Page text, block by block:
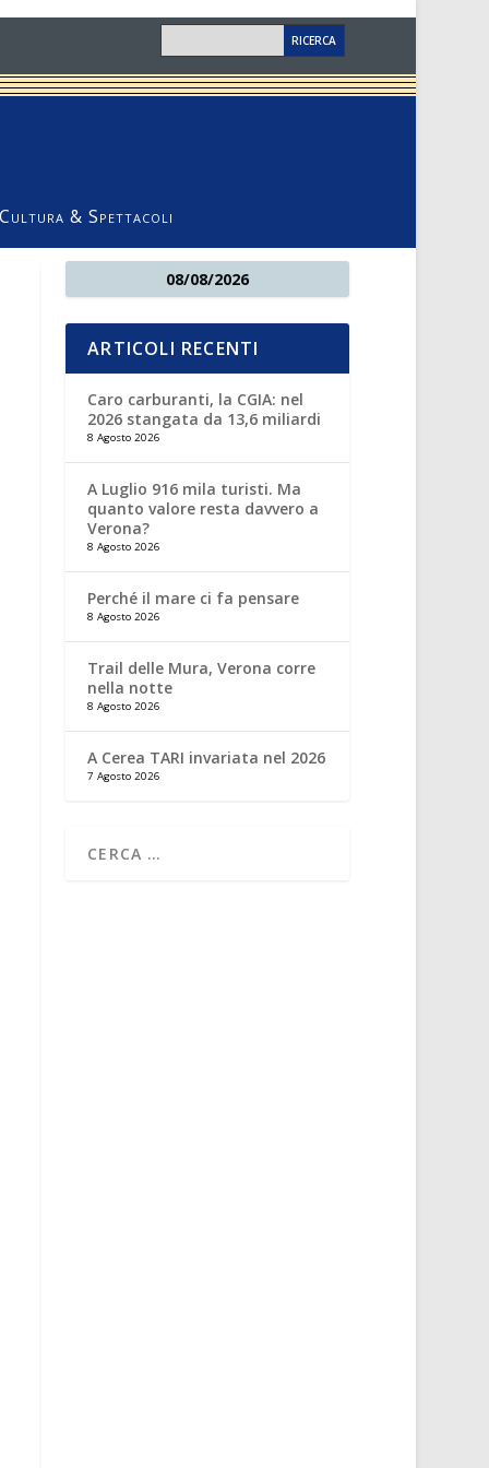
Cultura & Spettacoli
08/08/2026
ARTICOLI RECENTI
Caro carburanti, la CGIA: nel
2026 stangata da 13,6 miliardi
8 Agosto 2026
A Luglio 916 mila turisti. Ma
quanto valore resta davvero a
Verona?
8 Agosto 2026
Perché il mare ci fa pensare
8 Agosto 2026
Trail delle Mura, Verona corre
nella notte
8 Agosto 2026
A Cerea TARI invariata nel 2026
7 Agosto 2026